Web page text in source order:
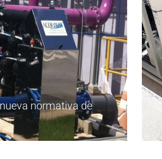
normativa de